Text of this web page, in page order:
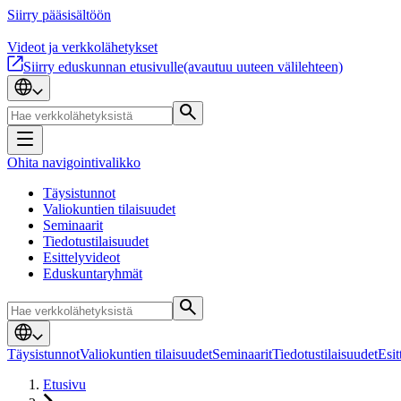
Siirry pääsisältöön
Videot ja verkkolähetykset
Siirry eduskunnan etusivulle(avautuu uuteen välilehteen)
Ohita navigointivalikko
Täysistunnot
Valiokuntien tilaisuudet
Seminaarit
Tiedotustilaisuudet
Esittelyvideot
Eduskuntaryhmät
TäysistunnotValiokuntien tilaisuudetSeminaaritTiedotustilaisuudet
Etusivu